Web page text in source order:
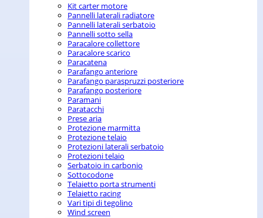
Kit carter motore
Pannelli laterali radiatore
Pannelli laterali serbatoio
Pannelli sotto sella
Paracalore collettore
Paracalore scarico
Paracatena
Parafango anteriore
Parafango paraspruzzi posteriore
Parafango posteriore
Paramani
Paratacchi
Prese aria
Protezione marmitta
Protezione telaio
Protezioni laterali serbatoio
Protezioni telaio
Serbatoio in carbonio
Sottocodone
Telaietto porta strumenti
Telaietto racing
Vari tipi di tegolino
Wind screen